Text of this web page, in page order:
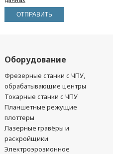
Оборудование
Фрезерные станки с ЧПУ,
обрабатывающие центры
Токарные станки с ЧПУ
Планшетные режущие
плоттеры
Лазерные гравёры и
раскройщики
Электроэрозионное